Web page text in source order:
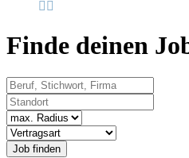
Finde deinen
Beruf, Stichwort, Firma
Standort
Radius
Vertragsart